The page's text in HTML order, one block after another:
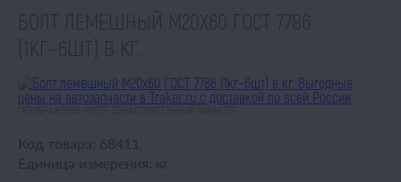
БОЛТ ЛЕМЕШНЫЙ М20Х60 ГОСТ 7786
(1КГ~6ШТ) В КГ.
Код товара: 68411
Единица измерения:
кг